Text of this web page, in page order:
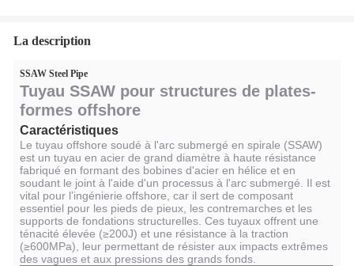
La description
SSAW Steel Pipe
Tuyau SSAW pour structures de plates-
formes offshore
Caractéristiques
Le tuyau offshore soudé à l'arc submergé en spirale (SSAW)
est un tuyau en acier de grand diamètre à haute résistance
fabriqué en formant des bobines d'acier en hélice et en
soudant le joint à l'aide d'un processus à l'arc submergé. Il est
vital pour l’ingénierie offshore, car il sert de composant
essentiel pour les pieds de pieux, les contremarches et les
supports de fondations structurelles. Ces tuyaux offrent une
ténacité élevée (≥200J) et une résistance à la traction
(≥600MPa), leur permettant de résister aux impacts extrêmes
des vagues et aux pressions des grands fonds.